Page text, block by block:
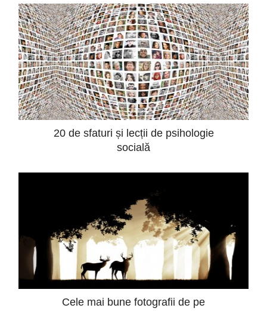
20 de sfaturi și lecții de psihologie
socială
Cele mai bune fotografii de pe